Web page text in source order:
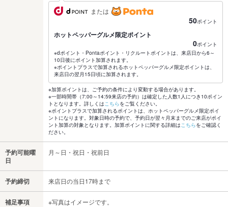
または
50ポイント
ホットペッパーグルメ限定ポイント
0ポイント
※dポイント・Pontaポイント・リクルートポイントは、来店日から6～
10日後にポイント加算されます。
※ポイントプラスで加算されるホットペッパーグルメ限定ポイントは、
来店日の翌月15日頃に加算されます。
※加算ポイントは、ご予約の条件により変動する場合があります。
※一部時間帯（7:00～14:59来店の予約）は確定した人数1人につき10ポイン
トとなります。詳しくはこちらをご覧ください。
※ポイントプラスで加算されるポイントは、ホットペッパーグルメ限定ポイ
ントになります。対象日時の予約で、予約日が翌々月末までのご来店がポイ
ント加算の対象となります。加算ポイントに関する詳細はこちらをご確認く
ださい。
予約可能曜
日
月～日・祝日・祝前日
予約締切 来店日の当日17時まで
補足事項 ※写真はイメージです。